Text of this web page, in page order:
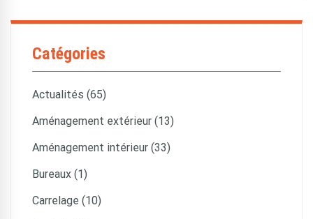
Catégories
Actualités (65)
Aménagement extérieur (13)
Aménagement intérieur (33)
Bureaux (1)
Carrelage (10)